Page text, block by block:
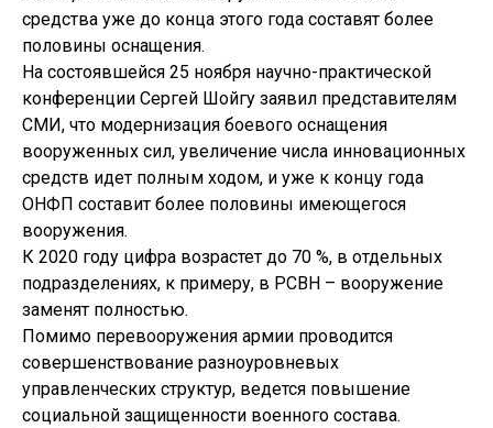
средства уже до конца этого года составят более
половины оснащения.
На состоявшейся 25 ноября научно-практической
конференции Сергей Шойгу заявил представителям
СМИ, что модернизация боевого оснащения
вооруженных сил, увеличение числа инновационных
средств идет полным ходом, и уже к концу года
ОНФП составит более половины имеющегося
вооружения.
К 2020 году цифра возрастет до 70 %, в отдельных
подразделениях, к примеру, в РСВН – вооружение
заменят полностью.
Помимо перевооружения армии проводится
совершенствование разноуровневых
управленческих структур, ведется повышение
социальной защищенности военного состава.